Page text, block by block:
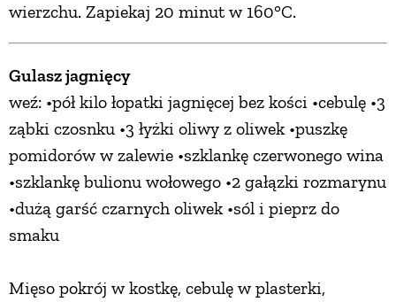
wierzchu. Zapiekaj 20 minut w 160°C.
Gulasz jagnięcy
weź: •pół kilo łopatki jagnięcej bez kości •cebulę •3
ząbki czosnku •3 łyżki oliwy z oliwek •puszkę
pomidorów w zalewie •szklankę czerwonego wina
•szklankę bulionu wołowego •2 gałązki rozmarynu
•dużą garść czarnych oliwek •sól i pieprz do
smaku
Mięso pokrój w kostkę, cebulę w plasterki,